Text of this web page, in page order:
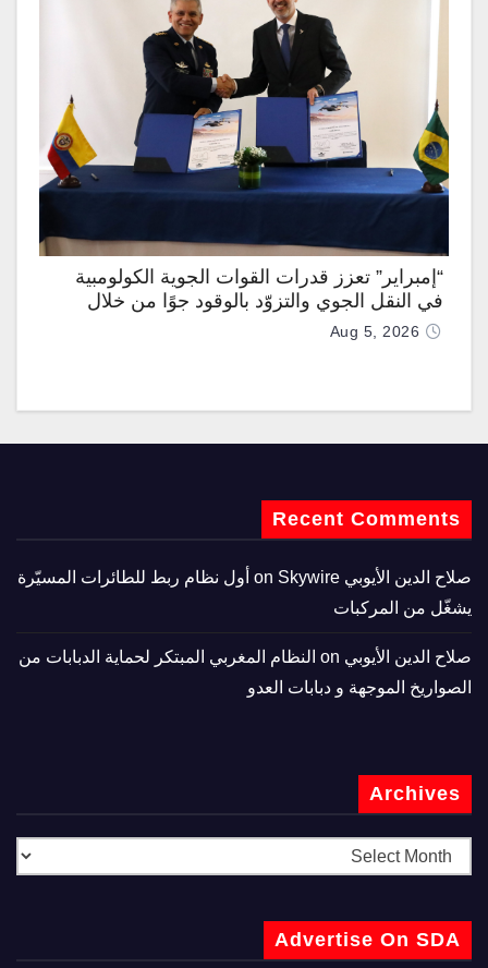
“إمبراير” تعزز قدرات القوات الجوية الكولومبية
في النقل الجوي والتزوّد بالوقود جوًا من خلال
تزويدها بطائرتي “كيه سي-390 ميلينيوم”
Aug 5, 2026
Recent Comments
صلاح الدين الأيوبي
Skywire أول نظام ربط للطائرات المسيّرة
يشغّل من المركبات
صلاح الدين الأيوبي
النظام المغربي المبتكر لحماية الدبابات من
الصواريخ الموجهة و دبابات العدو
Archives
Advertise On SDA